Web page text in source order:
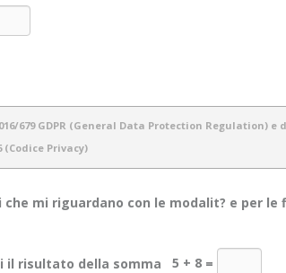
GDPR (General Data Protection Regulation) e
(Codice Privacy)
utenti.
mi riguardano con le modalit? e per
il risultato della somma 5 + 8=